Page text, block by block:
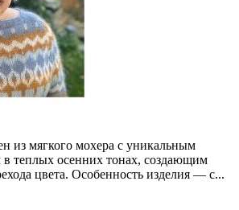
из мягкого мохера с уникальным
теплых осенних тонах, создающим
цвета. Особенность изделия — с...